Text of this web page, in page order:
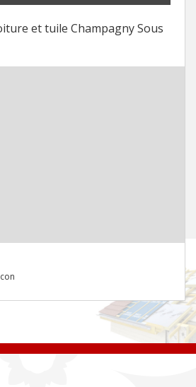
et tuile Champagny Sous